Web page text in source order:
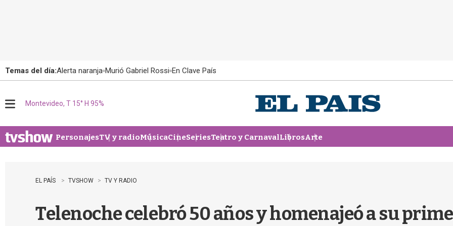
Temas del día:Alerta naranja Murió Gabriel Rossi En Clave País
u
Montevideo, T 15° H 95%
PersonajesTV y radioMúsicaCineSeriesTeatro y CarnavalLibrosArte
EL PAÍS TVSHOW TV Y RADIO
Telenoche celebró 50 años y homenajeó a su